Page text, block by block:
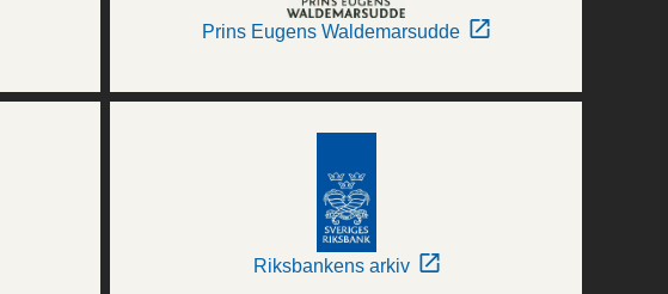
Prins Eugens Waldemarsudde
Riksbankens arkiv